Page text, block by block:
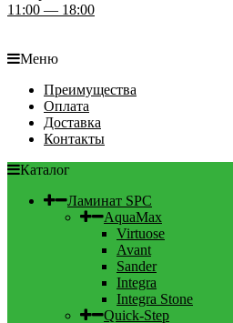
11:00 — 18:00
Меню
Преимущества
Оплата
Доставка
Контакты
Каталог
Ламинат SPC
AquaMax
Virtuose
Avant
Sander
Integra
Integra Stone
Quick-Step